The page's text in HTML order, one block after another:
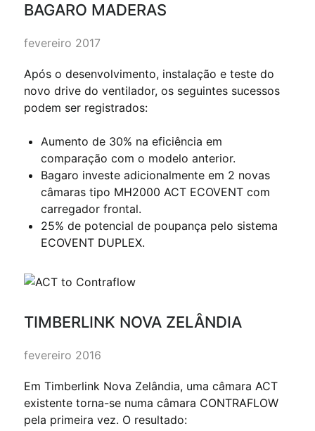
BAGARO MADERAS
fevereiro 2017
Após o desenvolvimento, instalação e teste do
novo drive do ventilador, os seguintes sucessos
podem ser registrados:
Aumento de 30% na eficiência em
comparação com o modelo anterior.
Bagaro investe adicionalmente em 2 novas
câmaras tipo MH2000 ACT ECOVENT com
carregador frontal.
25% de potencial de poupança pelo sistema
ECOVENT DUPLEX.
TIMBERLINK NOVA ZELÂNDIA
fevereiro 2016
Em Timberlink Nova Zelândia, uma câmara ACT
existente torna-se numa câmara CONTRAFLOW
pela primeira vez. O resultado: